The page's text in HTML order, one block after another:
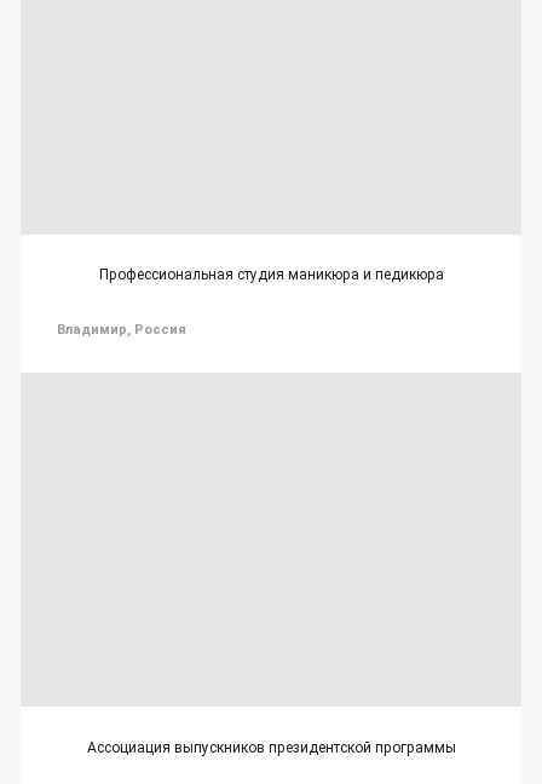
Профессиональная студия маникюра и педикюра
Владимир, Россия
Ассоциация выпускников президентской программы